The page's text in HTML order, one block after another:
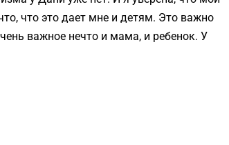
что это дает мне и детям. Это важно
важное нечто и мама, и ребенок. У